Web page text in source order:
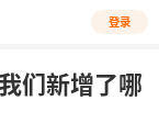
登录
们新增了哪